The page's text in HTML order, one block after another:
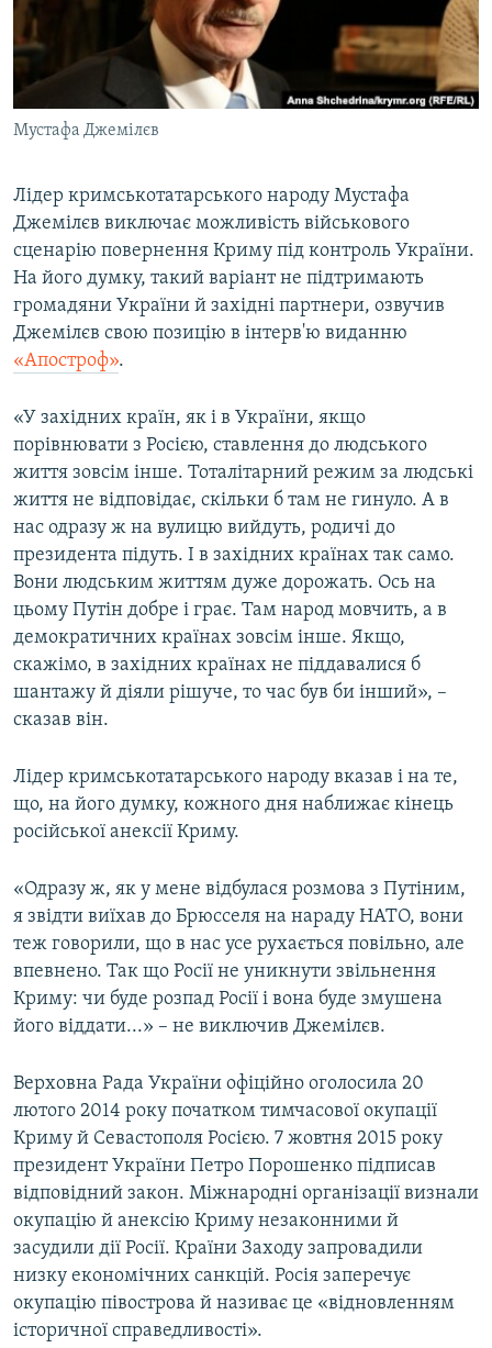
ВІДЕОУРОКИ «ELIFBE»
СВІДЧЕННЯ ОКУПАЦІЇ
УКРАЇНСЬКА ПРОБЛЕМА КРИМУ
ІНФОГРАФІКА
Русский
Qırımtatar
ДОЛУЧАЙСЯ!
Усі сайти RFE/RL
Мустафа Джемілєв
Лідер кримськотатарського народу Мустафа
Джемілєв виключає можливість військового
сценарію повернення Криму під контроль України.
На його думку, такий варіант не підтримають
громадяни України й західні партнери, озвучив
Джемілєв свою позицію в інтерв'ю виданню
«Апостроф».
«У західних країн, як і в України, якщо
порівнювати з Росією, ставлення до людського
життя зовсім інше. Тоталітарний режим за людські
життя не відповідає, скільки б там не гинуло. А в
нас одразу ж на вулицю вийдуть, родичі до
президента підуть. І в західних країнах так само.
Вони людським життям дуже дорожать. Ось на
цьому Путін добре і грає. Там народ мовчить, а в
демократичних країнах зовсім інше. Якщо,
скажімо, в західних країнах не піддавалися б
шантажу й діяли рішуче, то час був би інший», –
сказав він.
Лідер кримськотатарського народу вказав і на те,
що, на його думку, кожного дня наближає кінець
російської анексії Криму.
«Одразу ж, як у мене відбулася розмова з Путіним,
я звідти виїхав до Брюсселя на нараду НАТО, вони
теж говорили, що в нас усе рухається повільно, але
впевнено. Так що Росії не уникнути звільнення
Криму: чи буде розпад Росії і вона буде змушена
його віддати...» – не виключив Джемілєв.
Верховна Рада України офіційно оголосила 20
лютого 2014 року початком тимчасової окупації
Криму й Севастополя Росією. 7 жовтня 2015 року
президент України Петро Порошенко підписав
відповідний закон. Міжнародні організації визнали
окупацію й анексію Криму незаконними й
засудили дії Росії. Країни Заходу запровадили
низку економічних санкцій. Росія заперечує
окупацію півострова й називає це «відновленням
історичної справедливості».